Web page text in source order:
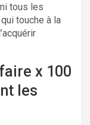
tous les
touche à la
x 100
les